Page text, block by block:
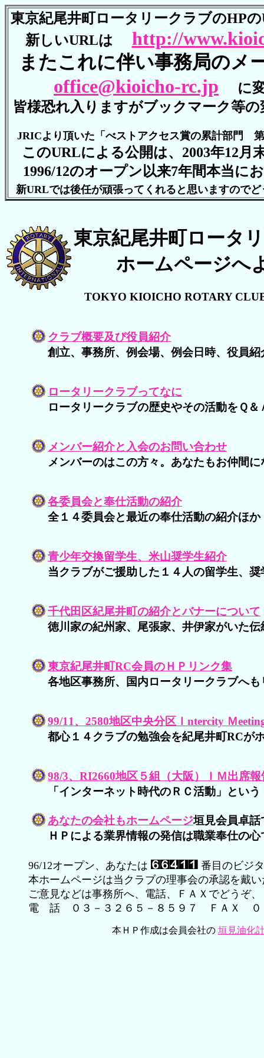
東京紀尾井町ロータリークラブのHP
新しいURLは
http://
またこれに伴い事務局のメ
office@kioicho-rc.jp
に
皆様恐れ入りますがブックマーク等
JRICより頂いた「べストアクセス賞の累計部門
このURLによる公開は、2003年12月
1996/12のオープン以来7年間本当に
新URLでは後任が頑張ってくれると思いますのでど
東京紀尾井町ロータ
ホームページへ
TOKYO KIOICHO ROTARY
クラブ概要及び役員紹介
創立、事務所、例会場、例会日時、役員紹
ロータリークラブってなに
ロータリークラブの歴史やその活動をＱ＆
メンバー紹介と入会のお問い合わせ
メンバーのはこの方々。あなたもお仲間
各委員会と奉仕活動の紹介
全１４委員会と最近の奉仕活動の紹介ほか
青少年交換留学生、米山奨学生紹介
当クラブがご援助した１４人の留学生、奨
千代田区紀尾井町の紹介とバナーについて
徳川家の紀州家、尾張家、井伊家がいた伝
東京紀尾井町RC会員のＨＰリンク集
各地区事務所、国内ロータリークラブへ
99/11、2580地区中央分区Ｉntercity Ｍ
都心１４クラブの勉強会を紀尾井町RCが
98/3、RI2660地区５組（大阪）ＩＭ出席報
「インターネット時代のＲＣ活動」とい
あなたの会社もホームページ垣見会員卓話
ＨＰによる業界情報の発信は職業奉仕の心
96/12オープン、あなたは
番目のビジ
本ホームページは当クラブの理事会の承認を戴
ご意見などは事務所へ、電話、ＦＡＸでどうぞ、
電 話 ０３－３２６５－８５９７ ＦＡＸ ０
本ＨＰ作成は会員会社の 垣見油化